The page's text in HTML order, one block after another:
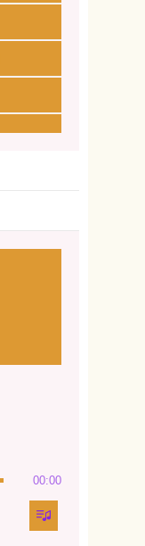
00:00